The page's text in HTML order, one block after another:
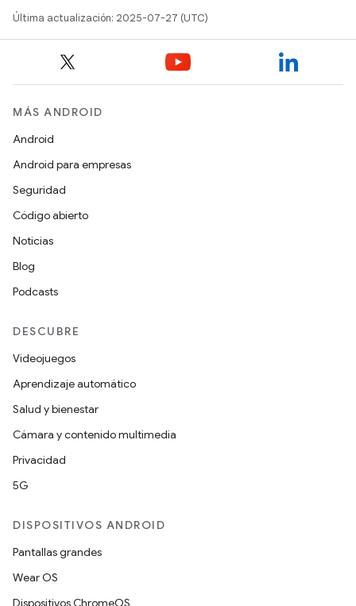
Última actualización: 2025-07-27 (UTC)
MÁS ANDROID
Android
Android para empresas
Seguridad
Código abierto
Noticias
Blog
Podcasts
DESCUBRE
Videojuegos
Aprendizaje automático
Salud y bienestar
Cámara y contenido multimedia
Privacidad
5G
DISPOSITIVOS ANDROID
Pantallas grandes
Wear OS
Dispositivos ChromeOS